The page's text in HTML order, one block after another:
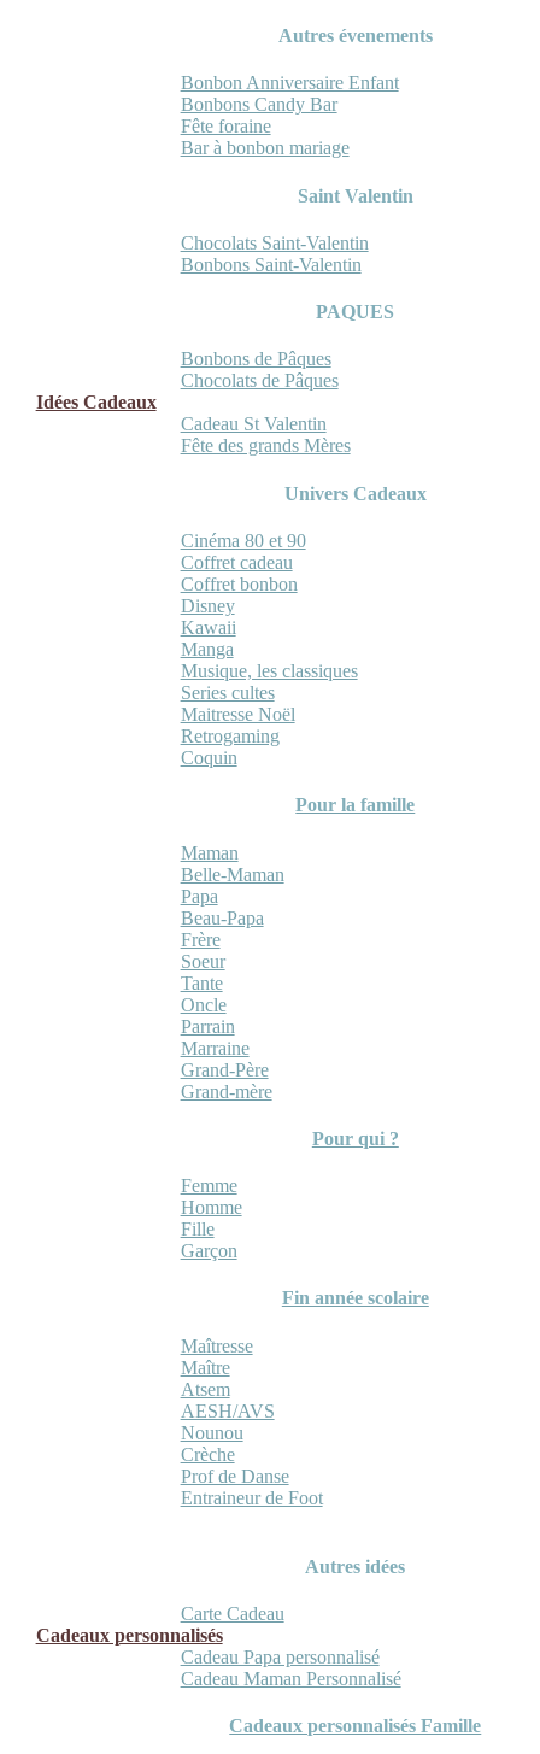
Autres évenements
Bonbon Anniversaire Enfant
Bonbons Candy Bar
Fête foraine
Bar à bonbon mariage
Saint Valentin
Chocolats Saint-Valentin
Bonbons Saint-Valentin
PAQUES
Bonbons de Pâques
Chocolats de Pâques
Idées Cadeaux
Cadeau St Valentin
Fête des grands Mères
Univers Cadeaux
Cinéma 80 et 90
Coffret cadeau
Coffret bonbon
Disney
Kawaii
Manga
Musique, les classiques
Series cultes
Maitresse Noël
Retrogaming
Coquin
Pour la famille
Maman
Belle-Maman
Papa
Beau-Papa
Frère
Soeur
Tante
Oncle
Parrain
Marraine
Grand-Père
Grand-mère
Pour qui ?
Femme
Homme
Fille
Garçon
Fin année scolaire
Maîtresse
Maître
Atsem
AESH/AVS
Nounou
Crèche
Prof de Danse
Entraineur de Foot
Autres idées
Carte Cadeau
Cadeaux personnalisés
Cadeau Papa personnalisé
Cadeau Maman Personnalisé
Cadeaux personnalisés Famille